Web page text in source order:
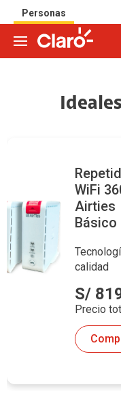
Personas
WiFi
Airties
Básico
calidad
S/
Precio